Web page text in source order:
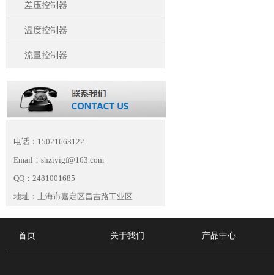
差压控制器
温度控制器
流量控制器
电话：15021663122
Email：shziyigf@163.com
QQ：2481001685
地址：上海市嘉定区昌吉路工业区
首页 关于我们 产品中心